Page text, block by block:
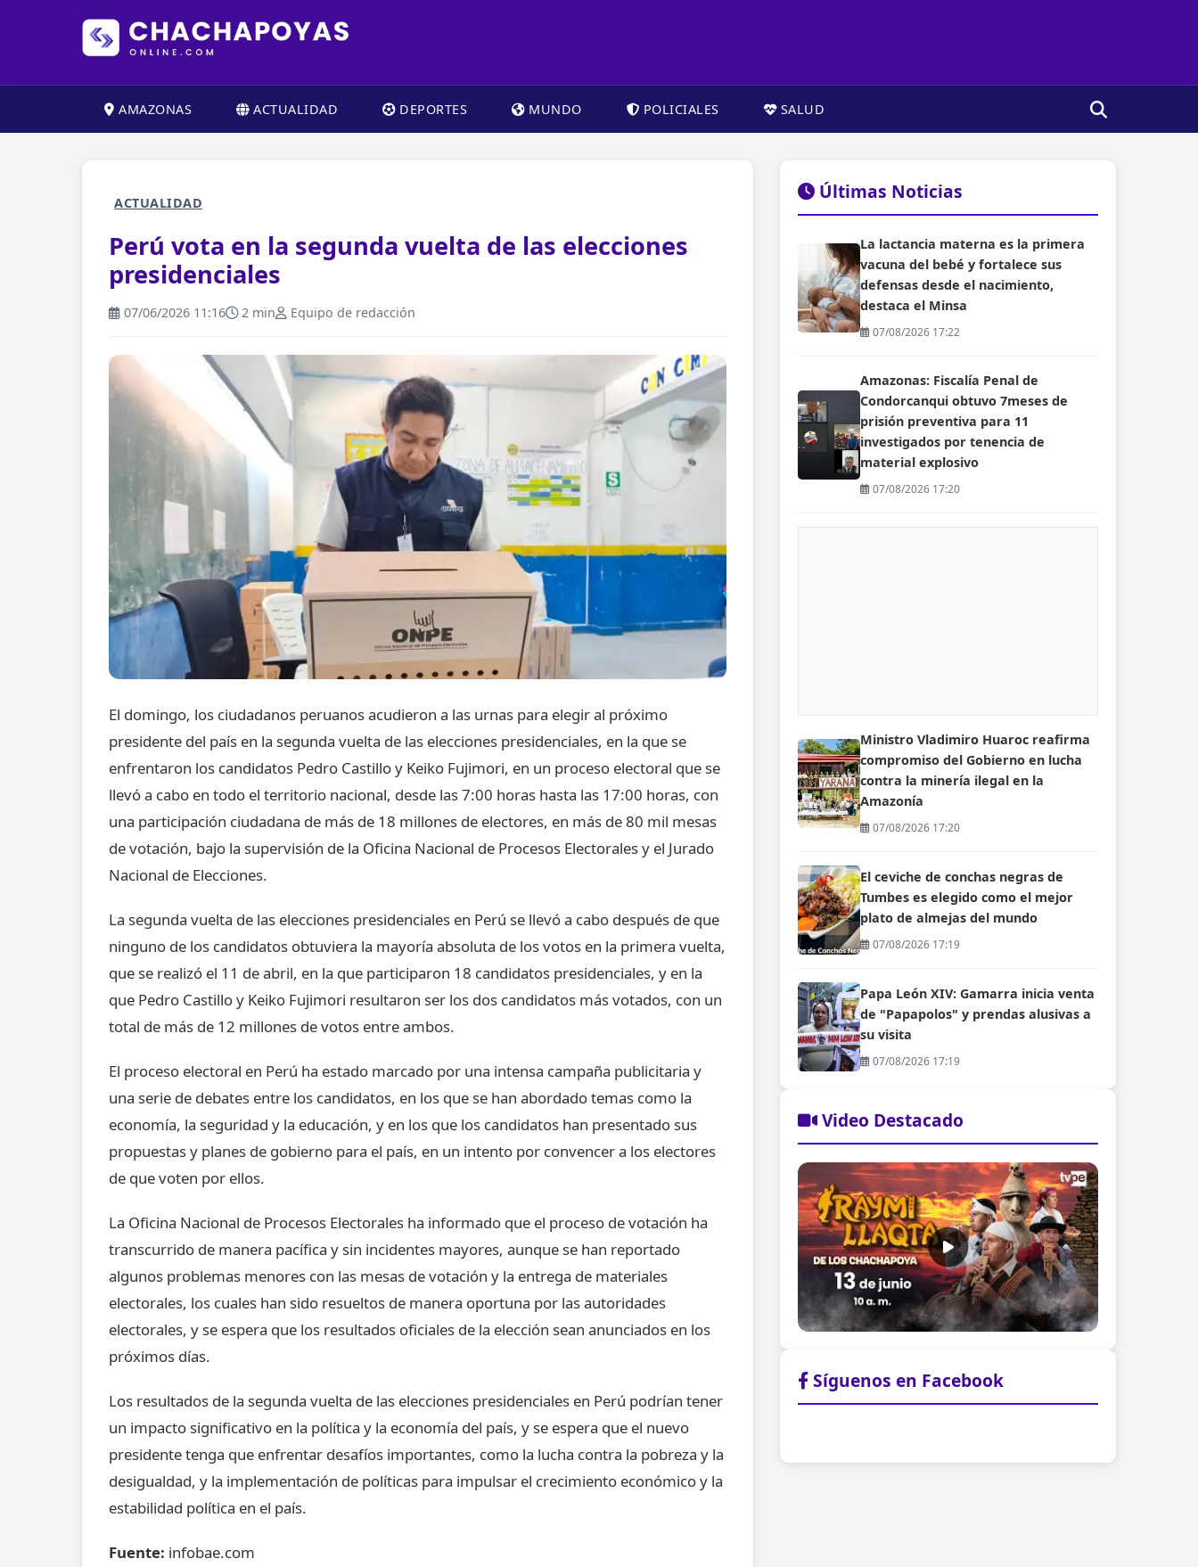
AMAZONAS ACTUALIDAD DEPORTES MUNDO POLICIALES SALUD
ACTUALIDAD
Perú vota en la segunda vuelta de las elecciones
presidenciales
07/06/2026 11:16 2 min Equipo de redacción
El domingo, los ciudadanos peruanos acudieron a las urnas para elegir al próximo
presidente del país en la segunda vuelta de las elecciones presidenciales, en la que se
enfrentaron los candidatos Pedro Castillo y Keiko Fujimori, en un proceso electoral que se
llevó a cabo en todo el territorio nacional, desde las 7:00 horas hasta las 17:00 horas, con
una participación ciudadana de más de 18 millones de electores, en más de 80 mil mesas
de votación, bajo la supervisión de la Oficina Nacional de Procesos Electorales y el Jurado
Nacional de Elecciones.
La segunda vuelta de las elecciones presidenciales en Perú se llevó a cabo después de que
ninguno de los candidatos obtuviera la mayoría absoluta de los votos en la primera vuelta,
que se realizó el 11 de abril, en la que participaron 18 candidatos presidenciales, y en la
que Pedro Castillo y Keiko Fujimori resultaron ser los dos candidatos más votados, con un
total de más de 12 millones de votos entre ambos.
El proceso electoral en Perú ha estado marcado por una intensa campaña publicitaria y
una serie de debates entre los candidatos, en los que se han abordado temas como la
economía, la seguridad y la educación, y en los que los candidatos han presentado sus
propuestas y planes de gobierno para el país, en un intento por convencer a los electores
de que voten por ellos.
La Oficina Nacional de Procesos Electorales ha informado que el proceso de votación ha
transcurrido de manera pacífica y sin incidentes mayores, aunque se han reportado
algunos problemas menores con las mesas de votación y la entrega de materiales
electorales, los cuales han sido resueltos de manera oportuna por las autoridades
electorales, y se espera que los resultados oficiales de la elección sean anunciados en los
próximos días.
Los resultados de la segunda vuelta de las elecciones presidenciales en Perú podrían tener
un impacto significativo en la política y la economía del país, y se espera que el nuevo
presidente tenga que enfrentar desafíos importantes, como la lucha contra la pobreza y la
desigualdad, y la implementación de políticas para impulsar el crecimiento económico y la
estabilidad política en el país.
Fuente: infobae.com
Últimas Noticias
La lactancia materna es la primera
vacuna del bebé y fortalece sus
defensas desde el nacimiento,
destaca el Minsa
07/08/2026 17:22
Amazonas: Fiscalía Penal de
Condorcanqui obtuvo 7meses de
prisión preventiva para 11
investigados por tenencia de
material explosivo
07/08/2026 17:20
Ministro Vladimiro Huaroc reafirma
compromiso del Gobierno en lucha
contra la minería ilegal en la
Amazonía
07/08/2026 17:20
El ceviche de conchas negras de
Tumbes es elegido como el mejor
plato de almejas del mundo
07/08/2026 17:19
Papa León XIV: Gamarra inicia venta
de "Papapolos" y prendas alusivas a
su visita
07/08/2026 17:19
Video Destacado
Síguenos en Facebook